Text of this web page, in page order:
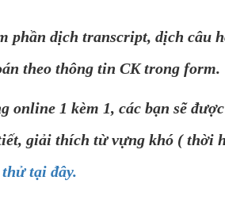
phần dịch transcript, dịch câu
theo thông tin CK trong form.
1 kèm 1, các bạn sẽ
giải thích từ vựng khó ( thời
tại đây.